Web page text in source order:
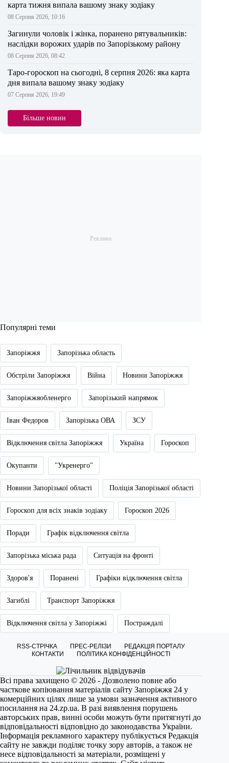
карта тижня випала вашому знаку зодіаку
08 Серпня 2026, 10:16
Загинули чоловік і жінка, поранено рятувальників:
наслідки ворожих ударів по Запорізькому району
08 Серпня 2026, 08:42
Таро-гороскоп на сьогодні, 8 серпня 2026: яка карта
дня випала вашому знаку зодіаку
07 Серпня 2026, 19:49
Більше новин
Популярні теми
Запоріжжя Запорізька область
Обстріли Запоріжжя Війна Новини Запоріжжя
Запоріжжяобленерго Запорізький напрямок
Іван Федоров Запорізька ОВА ЗСУ
Відключення світла Запоріжжя Україна Гороскоп
Окупанти "Укренерго"
Новини Запорізької області Поліція Запорізької області
Гороскоп для всіх знаків зодіаку Гороскоп 2026
Поради Графік відключення світла
Запорізька міська рада Ситуація на фронті
Здоров'я Поранені Графіки відключення світла
Загиблі Транспорт Запоріжжя
Відключення світла у Запоріжжі Постраждалі
RSS-СТРІЧКА ПРЕС-РЕЛІЗИ
РЕДАКЦІЯ ПОРТАЛУ
КОНТАКТИ
ПОЛІТИКА КОНФІДЕНЦІЙНОСТІ
Всі права захищено © 2026 - Дозволено повне або
часткове копіювання матеріалів сайту Запоріжжя 24 у
комерційних цілях лише за умови зазначення активного
посилання на 24.zp.ua. В разі виявлення порушень
авторських прав, винні особи можуть бути притягнуті до
відповідальності відповідно до законодавства України.
Інформація рекламного характеру публікується Редакція
сайту не завжди поділяє точку зору авторів, а також не
несе відповідальності за матеріали, розміщені у